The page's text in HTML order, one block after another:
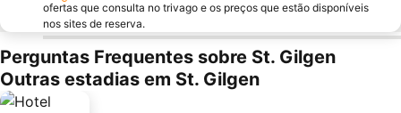
ofertas que consulta no trivago e os preços que estão disponíveis
nos sites de reserva.
Perguntas Frequentes sobre St. Gilgen
Outras estadias em St. Gilgen